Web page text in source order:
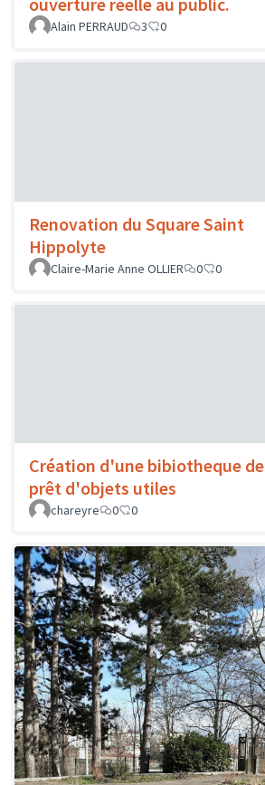
Alain PERRAUD 3 0
Renovation du Square Saint
Hippolyte
Claire-Marie Anne OLLIER
0 0
Création d'une bibiotheque de
prêt d'objets utiles
chareyre
0 0